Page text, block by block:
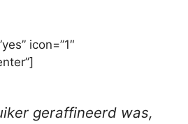
icon=”1″
geraffineerd was,